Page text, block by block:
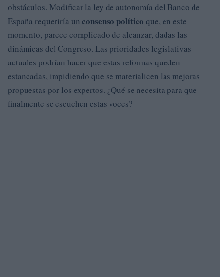
obstáculos. Modificar la ley de autonomía del Banco de
España requeriría un consenso político que, en este
momento, parece complicado de alcanzar, dadas las
dinámicas del Congreso. Las prioridades legislativas
actuales podrían hacer que estas reformas queden
estancadas, impidiendo que se materialicen las mejoras
propuestas por los expertos. ¿Qué se necesita para que
finalmente se escuchen estas voces?